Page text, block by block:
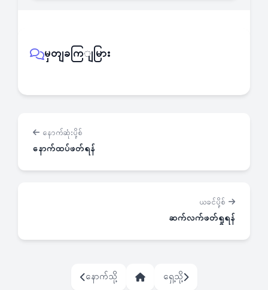
မှတျခကြျမြား
နောက်ဆုံးပို့စ်
နောက်ထပ်ဖတ်ရန်
ယခင်ပို့စ်
ဆက်လက်ဖတ်ရှုရန်
နောက်သို့ ရှေ့သို့